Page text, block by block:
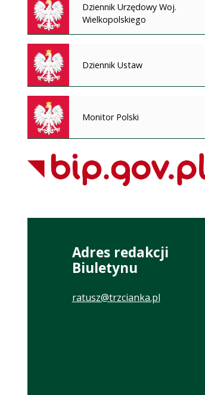
Dziennik Urzędowy Woj.
Wielkopolskiego
Dziennik Ustaw
Monitor Polski
Adres redakcji
Biuletynu
ratusz@trzcianka.pl